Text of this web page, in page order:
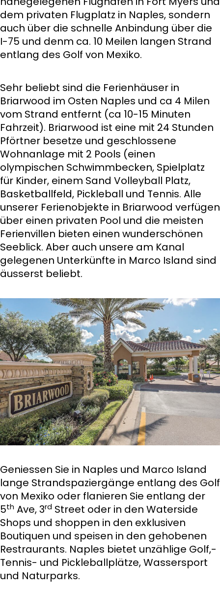
dem privaten Flugplatz in Naples, sondern
auch über die schnelle Anbindung über die
I-75 und denm ca. 10 Meilen langen Strand
entlang des Golf von Mexiko.
Sehr beliebt sind die Ferienhäuser in
Briarwood im Osten Naples und ca 4 Milen
vom Strand entfernt (ca 10-15 Minuten
Fahrzeit). Briarwood ist eine mit 24 Stunden
Pförtner besetze und geschlossene
Wohnanlage mit 2 Pools (einen
olympischen Schwimmbecken, Spielplatz
für Kinder, einem Sand Volleyball Platz,
Basketballfeld, Pickleball und Tennis. Alle
unserer Ferienobjekte in Briarwood verfügen
über einen privaten Pool und die meisten
Ferienvillen bieten einen wunderschönen
Seeblick. Aber auch unsere am Kanal
gelegenen Unterkünfte in Marco Island sind
äusserst beliebt.
Geniessen Sie in Naples und Marco Island
lange Strandspaziergänge entlang des Golf
von Mexiko oder flanieren Sie entlang der
5th Ave, 3rd Street oder in den Waterside
Shops und shoppen in den exklusiven
Boutiquen und speisen in den gehobenen
Restraurants. Naples bietet unzählige Golf,-
Tennis- und Pickleballplätze, Wassersport
und Naturparks.